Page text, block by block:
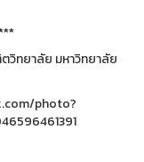
วิทยาลัย มหาวิทยาลัย
photo?